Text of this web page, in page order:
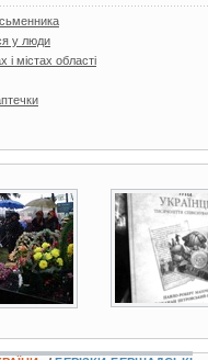
у люди
і містах області
2 фото